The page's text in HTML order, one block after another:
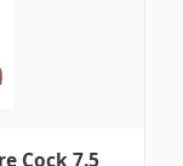
Cock 7.5